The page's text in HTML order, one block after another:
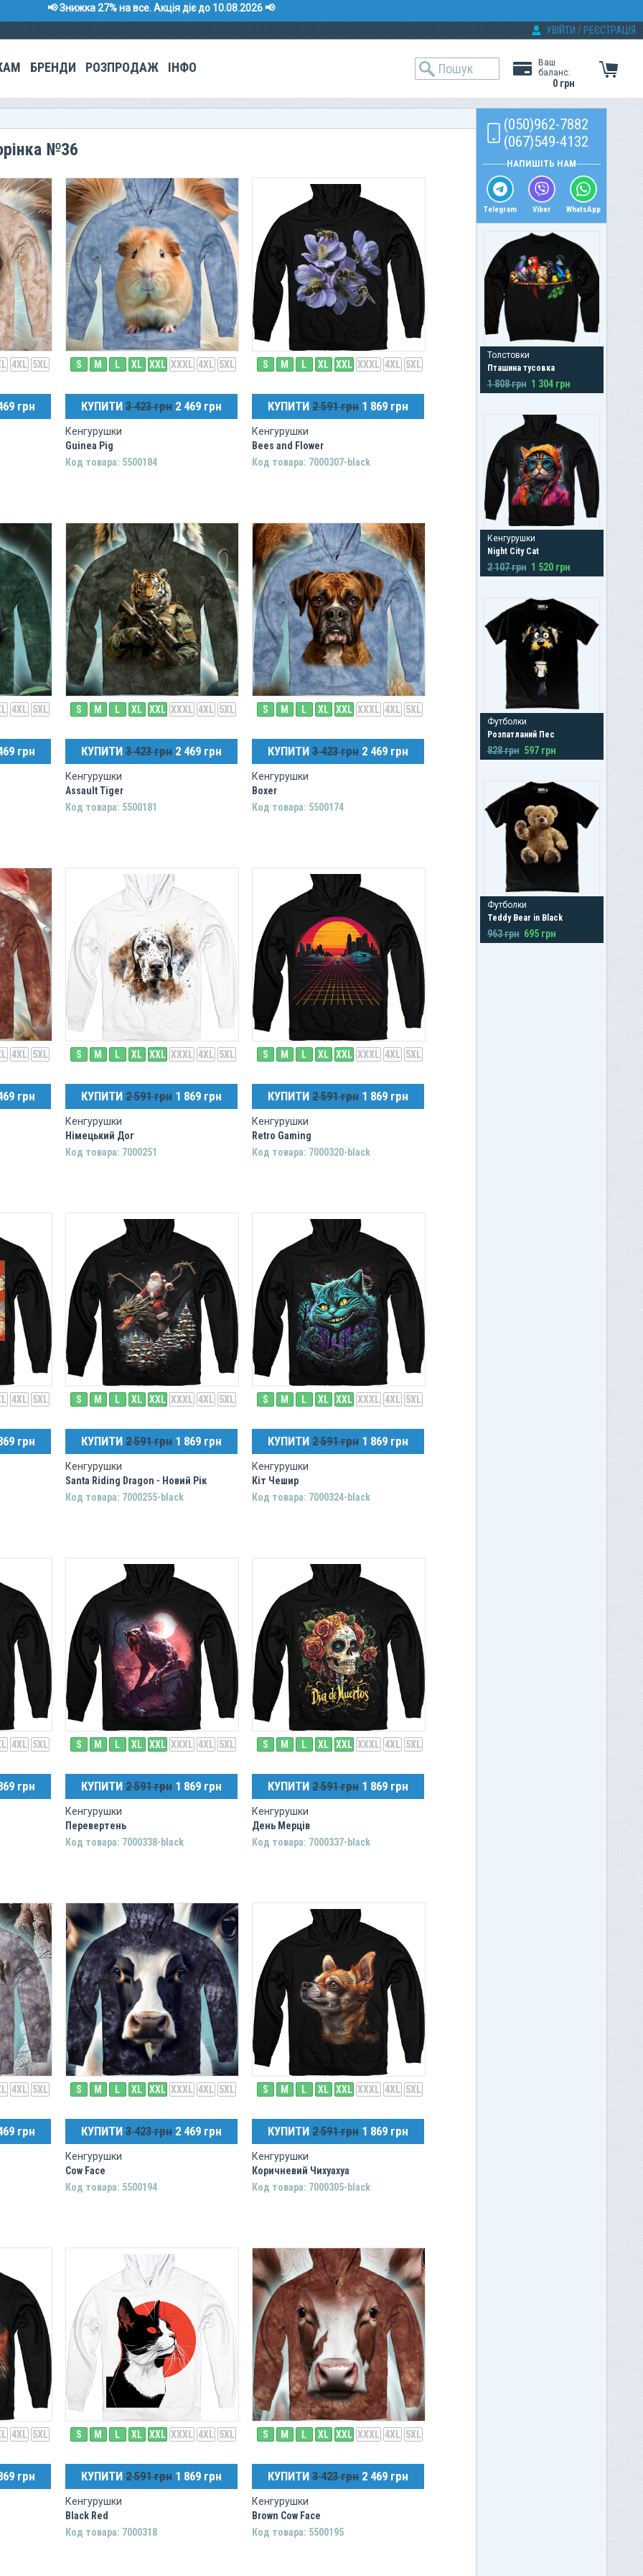
📢 Знижка 27% на все. Акція діє до 10.08.2026 📢
УВІЙТИ / РЕЄСТРАЦІЯ
Ваш
баланс:
0 грн
БРЕНДИ РОЗПРОДАЖ ІНФО
№36
4XL 5XL
грн
S M L XL XXL XXXL 4XL 5XL
КУПИТИ 3 423 грн 2 469 грн
Кенгурушки
Guinea Pig
Код товара: 5500184
S M L XL XXL XXXL 4XL 5XL
КУПИТИ 2 591 грн 1 869 грн
Кенгурушки
Bees and Flower
Код товара: 7000307-black
4XL 5XL
грн
S M L XL XXL XXXL 4XL 5XL
КУПИТИ 3 423 грн 2 469 грн
Кенгурушки
Assault Tiger
Код товара: 5500181
S M L XL XXL XXXL 4XL 5XL
КУПИТИ 3 423 грн 2 469 грн
Кенгурушки
Boxer
Код товара: 5500174
4XL 5XL
грн
S M L XL XXL XXXL 4XL 5XL
КУПИТИ 2 591 грн 1 869 грн
Кенгурушки
Німецький Дог
Код товара: 7000251
S M L XL XXL XXXL 4XL 5XL
КУПИТИ 2 591 грн 1 869 грн
Кенгурушки
Retro Gaming
Код товара: 7000320-black
4XL 5XL
грн
S M L XL XXL XXXL 4XL 5XL
КУПИТИ 2 591 грн 1 869 грн
Кенгурушки
Santa Riding Dragon - Новий Рік
Код товара: 7000255-black
S M L XL XXL XXXL 4XL 5XL
КУПИТИ 2 591 грн 1 869 грн
Кенгурушки
Кіт Чешир
Код товара: 7000324-black
4XL 5XL
грн
S M L XL XXL XXXL 4XL 5XL
КУПИТИ 2 591 грн 1 869 грн
Кенгурушки
Перевертень
Код товара: 7000338-black
S M L XL XXL XXXL 4XL 5XL
КУПИТИ 2 591 грн 1 869 грн
Кенгурушки
День Мерців
Код товара: 7000337-black
4XL 5XL
грн
S M L XL XXL XXXL 4XL 5XL
КУПИТИ 3 423 грн 2 469 грн
Кенгурушки
Cow Face
Код товара: 5500194
S M L XL XXL XXXL 4XL 5XL
КУПИТИ 2 591 грн 1 869 грн
Кенгурушки
Коричневий Чихуахуа
Код товара: 7000305-black
4XL 5XL
грн
S M L XL XXL XXXL 4XL 5XL
КУПИТИ 2 591 грн 1 869 грн
Кенгурушки
Black Red
Код товара: 7000318
S M L XL XXL XXXL 4XL 5XL
КУПИТИ 3 423 грн 2 469 грн
Кенгурушки
Brown Cow Face
Код товара: 5500195
(050)962-7882
(067)549-4132
НАПИШІТЬ НАМ
Telegram Viber WhatsApp
Толстовки
Пташина тусовка
1 808 грн 1 304 грн
Кенгурушки
Night City Cat
2 107 грн 1 520 грн
Футболки
Розпатланий Пес
828 грн 597 грн
Футболки
Teddy Bear in Black
963 грн 695 грн